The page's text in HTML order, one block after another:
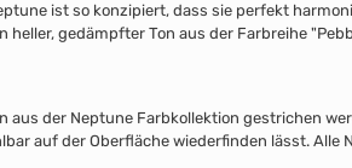
ist so konzipiert, dass sie perfekt
gedämpfter Ton aus der Farbreihe
der Neptune Farbkollektion gestrichen
auf der Oberfläche wiederfinden lässt.